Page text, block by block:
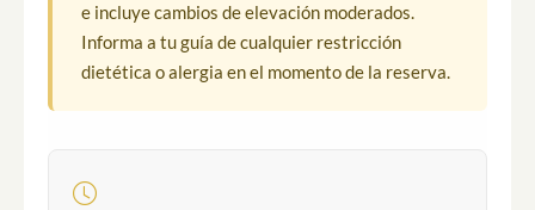
e incluye cambios de elevación moderados.
Informa a tu guía de cualquier restricción
dietética o alergia en el momento de la reserva.